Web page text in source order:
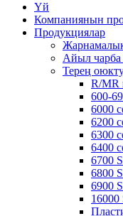
Үй
Компаниянын
Продукциялар
Айыл
Терең
R/MR
600-
6000
6200
6300
6400
6700
6800
6900
16000